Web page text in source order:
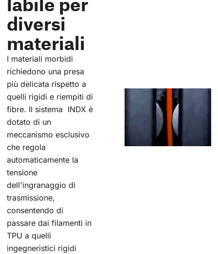
diversi
materiali
I materiali morbidi
richiedono una presa
più delicata rispetto a
quelli rigidi e riempiti di
fibre. Il sistema INDX è
dotato di un
meccanismo esclusivo
che regola
automaticamente la
tensione
dell'ingranaggio di
trasmissione,
consentendo di
passare dai filamenti in
TPU a quelli
ingegneristici rigidi